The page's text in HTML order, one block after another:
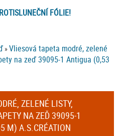
FÓLIE!
»Vliesová tapeta modré, zelené
na zeď 39095-1 Antigua (0,53
ZELENÉ LISTY,
NA ZEĎ 39095-1
M) A.S.CRÉATION